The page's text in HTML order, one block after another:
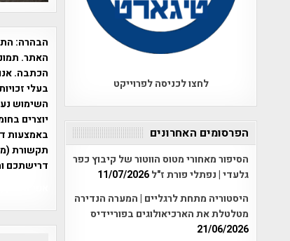
הבהרה:
האתר.
הכתבה.
בעלי
יוצרים
תקשורת
דרישתכם
לחצו לכניסה לפרוייקט
הפרסומים האחרונים
הסיפור מאחורי מטוס הווטור של קיבוץ כפר
גלעדי | נפתלי פורת ז"ל11/07/2026
היסטוריה מתחת לרגליים | המערה הנדירה
מטלטלת את הארכיאולוגים בפוריידיס
21/06/2026